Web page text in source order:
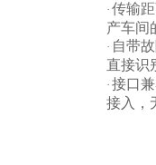
· 传输
产车间
· 自带
直接识
· 接口
接入，